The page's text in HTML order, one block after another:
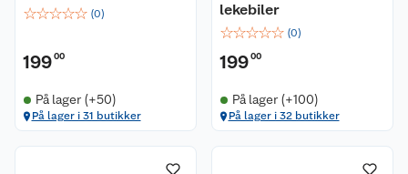
☆☆☆☆☆ (0)
19900
På lager (+50)
På lager i 31 butikker
lekebiler
☆☆☆☆☆ (0)
19900
På lager (+100)
På lager i 32 butikker